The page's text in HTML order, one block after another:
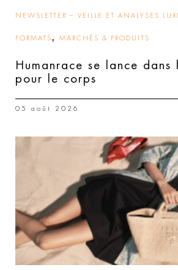
NEWSLETTER – VEILLE ET ANALYSES
FORMATS, MARCHÉS & PRODUITS
Humanrace se lance dans
pour le corps
05 août 2026